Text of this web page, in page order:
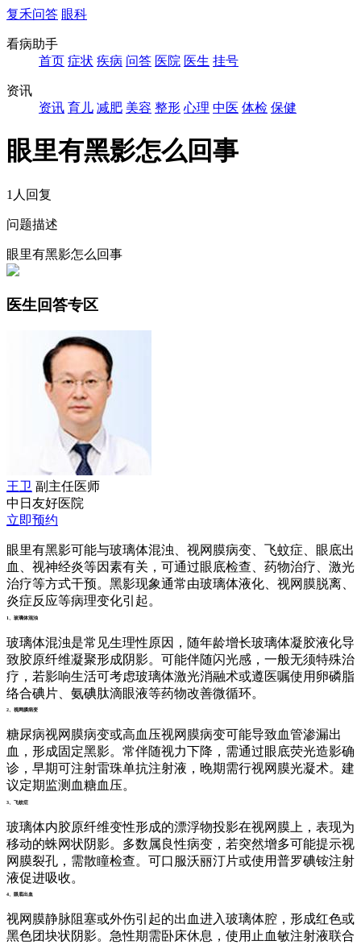
复禾问答 眼科
看病助手
首页 症状 疾病 问答 医院 医生 挂号
资讯
资讯 育儿 减肥 美容 整形 心理 中医 体检 保健
眼里有黑影怎么回事
1人回复
问题描述
眼里有黑影怎么回事
医生回答专区
王卫 副主任医师
中日友好医院
立即预约
眼里有黑影可能与玻璃体混浊、视网膜病变、飞蚊症、眼底出
血、视神经炎等因素有关，可通过眼底检查、药物治疗、激光
治疗等方式干预。黑影现象通常由玻璃体液化、视网膜脱离、
炎症反应等病理变化引起。
1、玻璃体混浊
玻璃体混浊是常见生理性原因，随年龄增长玻璃体凝胶液化导
致胶原纤维凝聚形成阴影。可能伴随闪光感，一般无须特殊治
疗，若影响生活可考虑玻璃体激光消融术或遵医嘱使用卵磷脂
络合碘片、氨碘肽滴眼液等药物改善微循环。
2、视网膜病变
糖尿病视网膜病变或高血压视网膜病变可能导致血管渗漏出
血，形成固定黑影。常伴随视力下降，需通过眼底荧光造影确
诊，早期可注射雷珠单抗注射液，晚期需行视网膜光凝术。建
议定期监测血糖血压。
3、飞蚊症
玻璃体内胶原纤维变性形成的漂浮物投影在视网膜上，表现为
移动的蛛网状阴影。多数属良性病变，若突然增多可能提示视
网膜裂孔，需散瞳检查。可口服沃丽汀片或使用普罗碘铵注射
液促进吸收。
4、眼底出血
视网膜静脉阻塞或外伤引起的出血进入玻璃体腔，形成红色或
黑色团块状阴影。急性期需卧床休息，使用止血敏注射液联合